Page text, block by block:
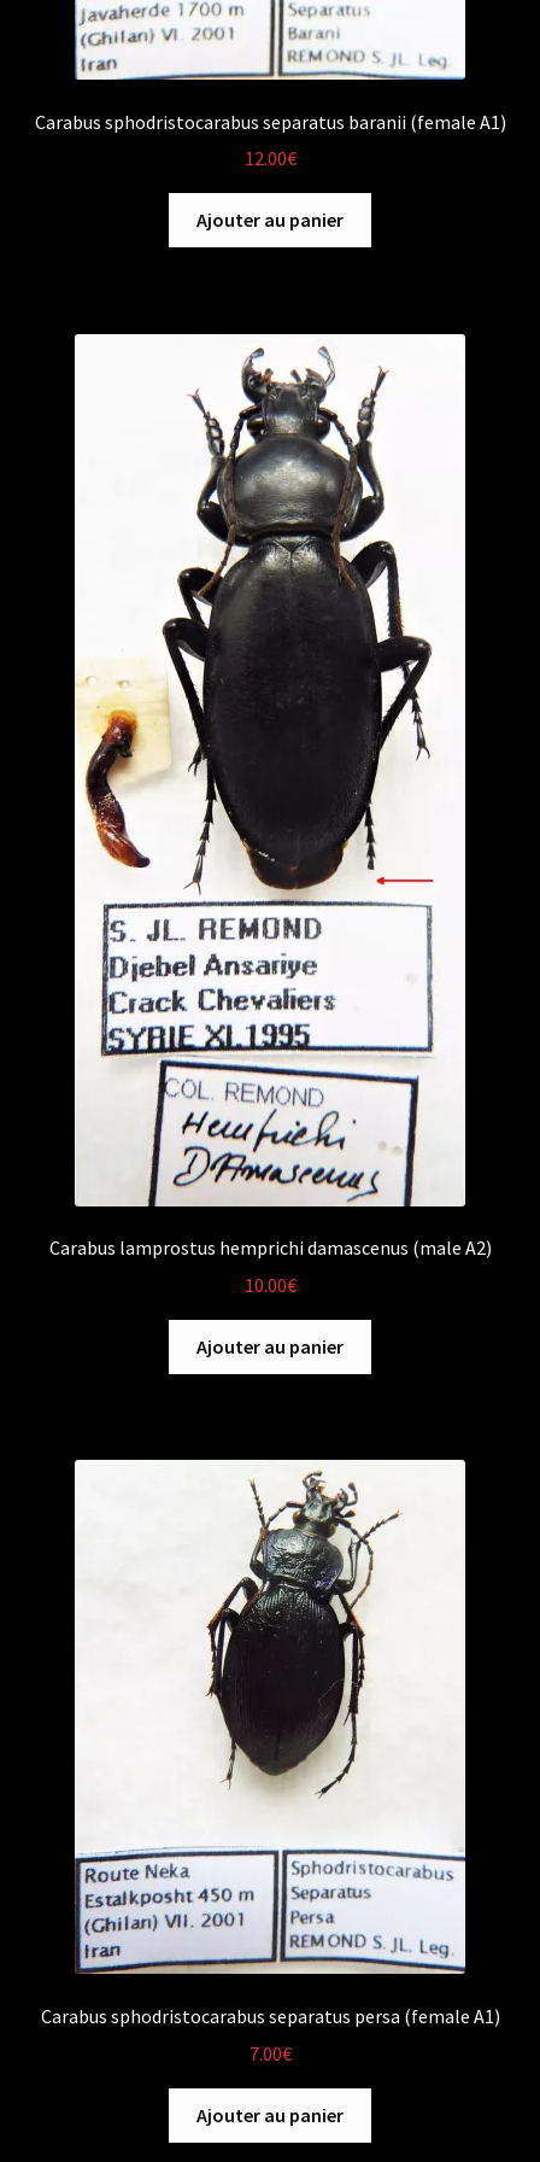
Carabus sphodristocarabus separatus baranii (female A1)
12.00€
Ajouter au panier
Carabus lamprostus hemprichi damascenus (male A2)
10.00€
Ajouter au panier
Carabus sphodristocarabus separatus persa (female A1)
7.00€
Ajouter au panier